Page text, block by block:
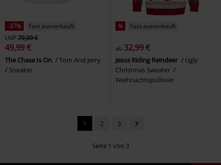
-37%
Fast ausverkauft
UVP79,99 €
49,99 €
The Chase Is On
Tom And Jerry
Sneaker
% Fast ausverkauft
ab 32,99 €
Jesus Riding Reindeer
Ugly
Christmas Sweater
Weihnachtspullover
1 2 3
Seite 1 von 3